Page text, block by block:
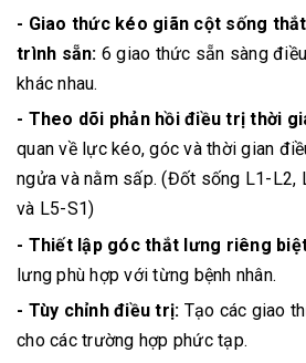
- Giao thức kéo giãn cột sống
trình sẵn: 6 giao thức sẵn sàng
khác nhau.
- Theo dõi phản hồi điều trị thời
quan về lực kéo, góc và thời gian
ngửa và nằm sấp. (Đốt sống L1-L2,
và L5-S1)
- Thiết lập góc thắt lưng riêng
lưng phù hợp với từng bệnh nhân.
- Tùy chỉnh điều trị: Tạo các giao
cho các trường hợp phức tạp.